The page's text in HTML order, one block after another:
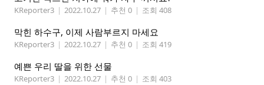
KReporter3 | 2022.10.27 | 추천 0 | 조회 408
막힌 하수구, 이제 사람부르지 마세요
KReporter3 | 2022.10.27 | 추천 0 | 조회 419
예쁜 우리 딸을 위한 선물
KReporter3 | 2022.10.27 | 추천 0 | 조회 403